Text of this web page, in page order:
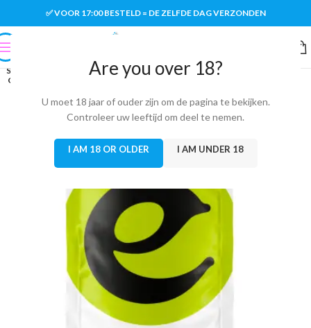
Are you over 18?
U moet 18 jaar of ouder zijn om de pagina te bekijken.
Controleer uw leeftijd om deel te nemen.
I AM 18 OR OLDER I AM UNDER 18
✅ VOOR 17:00 BESTELD = DE ZELFDE DAG VERZONDEN
SOLD
OUT